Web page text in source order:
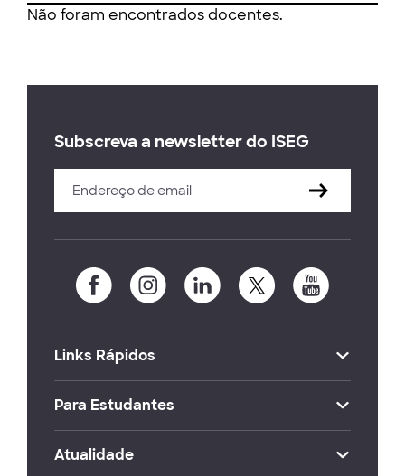
Não foram encontrados docentes.
Subscreva a newsletter do ISEG
Links Rápidos
Para Estudantes
Atualidade